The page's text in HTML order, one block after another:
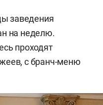
заведения
на неделю.
проходят
с бранч-меню